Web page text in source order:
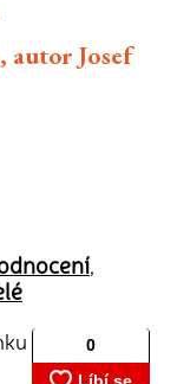
autor Josef
,